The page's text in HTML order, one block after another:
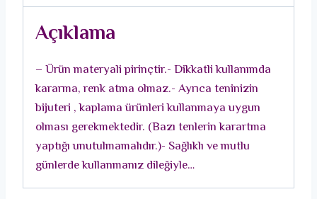
Kadın
adet
Açıklama
– Ürün materyali pirinçtir.- Dikkatli kullanımda
kararma, renk atma olmaz.- Ayrıca teninizin
bijuteri , kaplama ürünleri kullanmaya uygun
olması gerekmektedir. (Bazı tenlerin karartma
yaptığı unutulmamalıdır.)- Sağlıklı ve mutlu
günlerde kullanmanız dileğiyle…